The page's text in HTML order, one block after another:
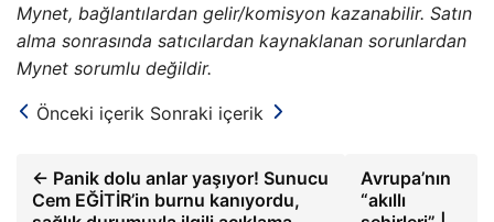
Mynet, bağlantılardan gelir/komisyon kazanabilir. Satın
alma sonrasında satıcılardan kaynaklanan sorunlardan
Mynet sorumlu değildir.
Önceki içerik Sonraki içerik
← Panik dolu anlar yaşıyor! Sunucu
Cem EĞİTİR’in burnu kanıyordu,
Avrupa’nın
“akıllı